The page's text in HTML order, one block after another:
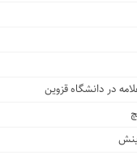
در دانشگاه قزوین